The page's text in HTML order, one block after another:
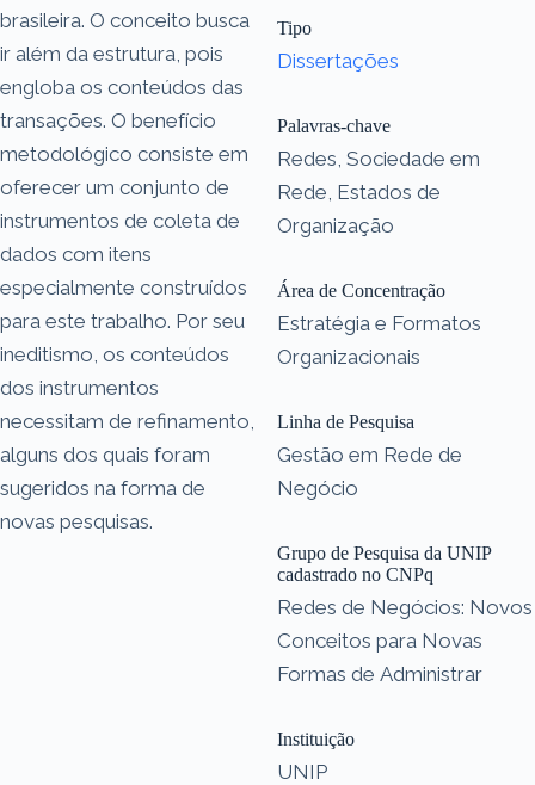
brasileira. O conceito busca
ir além da estrutura, pois
engloba os conteúdos das
transações. O benefício
metodológico consiste em
oferecer um conjunto de
instrumentos de coleta de
dados com itens
especialmente construídos
para este trabalho. Por seu
ineditismo, os conteúdos
dos instrumentos
necessitam de refinamento,
alguns dos quais foram
sugeridos na forma de
novas pesquisas.
Tipo
Dissertações
Palavras-chave
Redes, Sociedade em
Rede, Estados de
Organização
Área de Concentração
Estratégia e Formatos
Organizacionais
Linha de Pesquisa
Gestão em Rede de
Negócio
Grupo de Pesquisa da UNIP
cadastrado no CNPq
Redes de Negócios: Novos
Conceitos para Novas
Formas de Administrar
Instituição
UNIP